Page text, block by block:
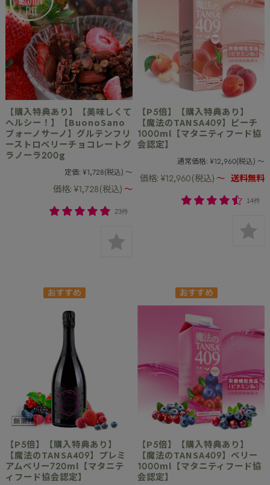
【購入特典あり】【美味しくて
ヘルシー！】【BuonoSano
ブォーノサーノ】グルテンフリ
ーストロベリーチョコレートグ
ラノーラ200g
定価: ¥1,728(税込) ～
価格: ¥1,728(税込) ～
23件
【P5倍】【購入特典あり】
【魔法のTANSA409】ピーチ
1000ml【マタニティフード協
会認定】
通常価格: ¥12,960(税込) ～
価格: ¥12,960(税込) ～ 送料無料
14件
【P5倍】【購入特典あり】
【魔法のTANSA409】プレミ
アムベリー720ml【マタニテ
ィフード協会認定】
【P5倍】【購入特典あり】
【魔法のTANSA409】ベリー
1000ml【マタニティフード協
会認定】